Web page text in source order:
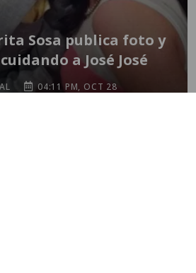
Sosa publica foto y
a José José
04:11 PM, OCT 28